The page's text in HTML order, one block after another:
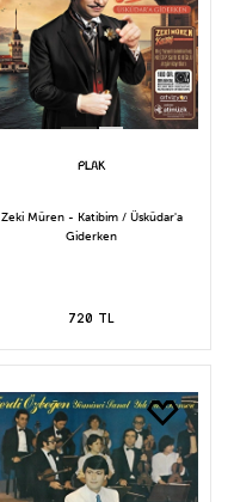
Zeki Müren - Katibim / Üsküdar'a
Giderken
720 TL